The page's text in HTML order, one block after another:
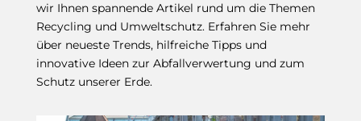
wir Ihnen spannende Artikel rund um die Themen
Recycling und Umweltschutz. Erfahren Sie mehr
über neueste Trends, hilfreiche Tipps und
innovative Ideen zur Abfallverwertung und zum
Schutz unserer Erde.